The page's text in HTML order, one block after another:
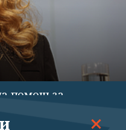
помощ за